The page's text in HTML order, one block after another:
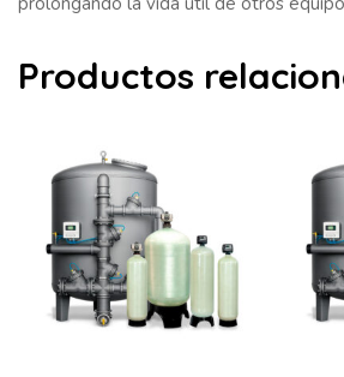
Productos